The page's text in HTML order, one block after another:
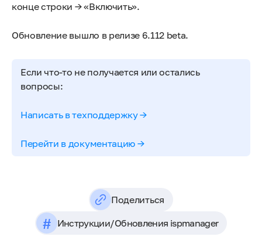
конце строки → «Включить».
Обновление вышло в релизе 6.112 beta.
Если что-то не получается или остались
вопросы:
Написать в техподдержку →
Перейти в документацию →
Поделиться
# Инструкции/Обновления ispmanager